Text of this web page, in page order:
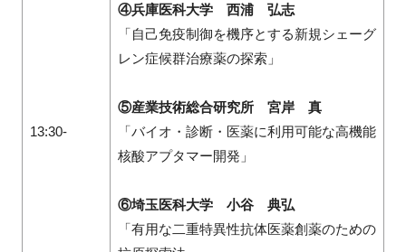
13:30-
④兵庫医科大学 西浦 弘志
「自己免疫制御を機序とする新規シェーグ
レン症候群治療薬の探索」
⑤産業技術総合研究所 宮岸 真
「バイオ・診断・医薬に利用可能な高機能
核酸アプタマー開発」
⑥埼玉医科大学 小谷 典弘
「有用な二重特異性抗体医薬創薬のための